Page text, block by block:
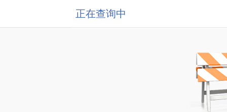
正在查询中